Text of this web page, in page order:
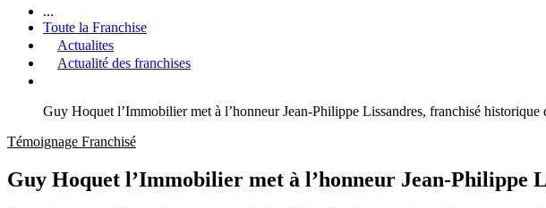
...
Toute la Franchise
Actualites
Actualité des franchises
Guy Hoquet l’Immobilier met à l’honneur Jean-Philippe Lissandres, franchisé historique
Témoignage Franchisé
Guy Hoquet l’Immobilier met à l’honneur Jean-Philippe